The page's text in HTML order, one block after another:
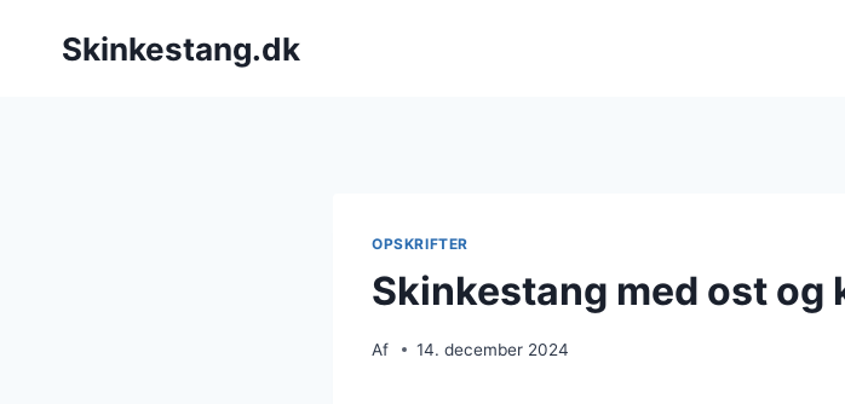
Skinkestang.dk
OPSKRIFTER
Skinkestang med ost
Af 14. december 2024